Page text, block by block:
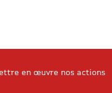
en œuvre nos actions